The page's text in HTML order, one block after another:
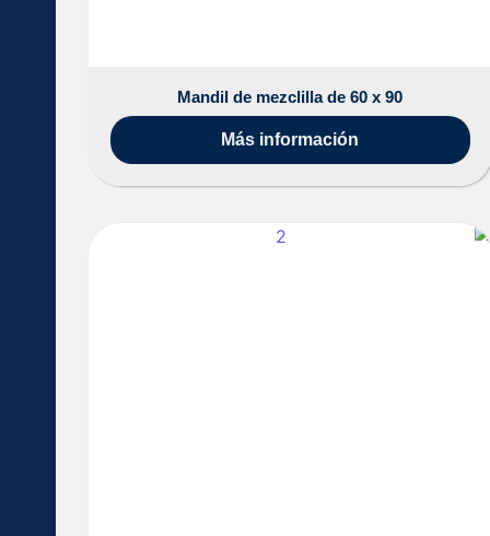
Mandil de mezclilla de 60 x 90
Más información